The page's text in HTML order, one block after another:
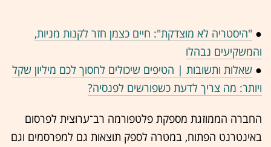
● "היסטריה לא מוצדקת": חיים כצמן חזר לקנות מניות,
והמשקיעים נבהלו
● שאלות ותשובות | הטיפים שיכולים לחסוך לכם מיליון שקל
ויותר: מה צריך לדעת כשפורשים לפנסיה?
החברה הממוזגת מספקת פלטפורמה רב־ערוצית לפרסום
באינטרנט הפתוח, במטרה לספק תוצאות גם למפרסמים וגם